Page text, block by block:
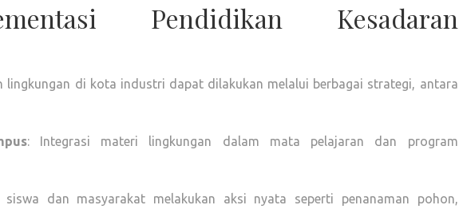
Pendidikan Kesadaran
lingkungan di kota industri dapat dilakukan melalui berbagai strategi, antara
: Integrasi materi lingkungan dalam mata pelajaran dan program
siswa dan masyarakat melakukan aksi nyata seperti penanaman pohon,